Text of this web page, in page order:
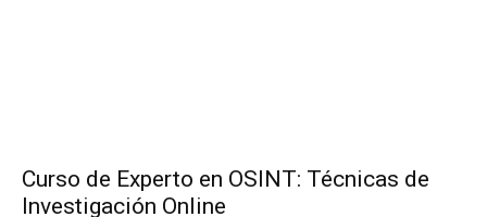
Curso de Experto en OSINT: Técnicas de
Investigación Online